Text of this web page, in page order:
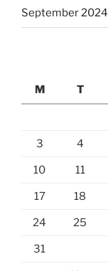
September 2024
M
T
3 4
10 11
17 18
24 25
31